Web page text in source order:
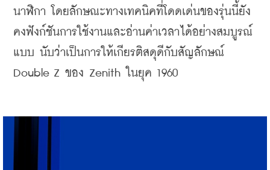
นาฬิกา โดยลักษณะทางเทคนิคที่โดดเด่นของรุ่นนี้ยัง
คงฟังก์ชันการใช้งานและอ่านค่าเวลาได้อย่างสมบูรณ์
แบบ นับว่าเป็นการให้เกียรติสดุดีกับสัญลักษณ์
Double Z ของ Zenith ในยุค 1960